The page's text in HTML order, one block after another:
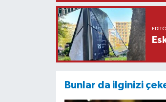
Bunlar da ilginizi